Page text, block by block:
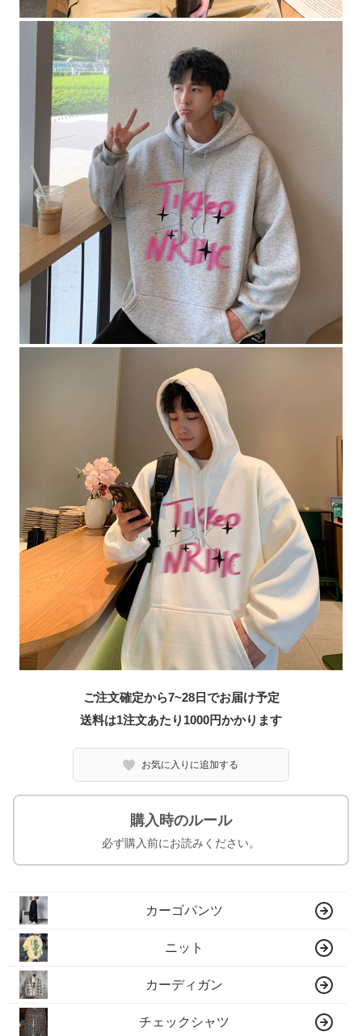
ご注文確定から7~28日でお届け予定
送料は1注文あたり 1000円かかります
お気に入りに追加する
購入時のルール
必ず購入前にお読みください。
カーゴパンツ
ニット
カーディガン
チェックシャツ